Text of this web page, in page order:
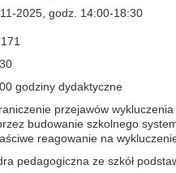
2025, godz. 14:00-18:30
godziny dydaktyczne
przejawów
budowanie szkolnego
reagowanie na
pedagogiczna ze szkół